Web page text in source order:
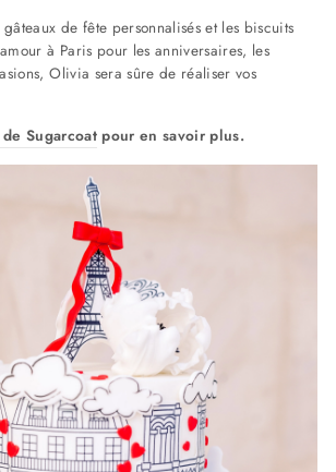
de fête personnalisés et les biscuits
à Paris pour les anniversaires, les
Olivia sera sûre de réaliser vos
Sugarcoatpour en savoir plus.